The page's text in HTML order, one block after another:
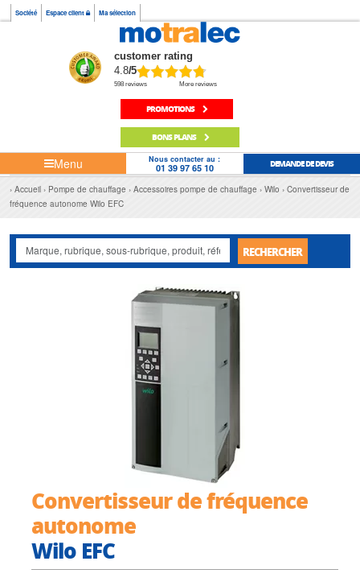
Société Espace client Ma sélection
customer rating
4.8/5
598 reviews More reviews
PROMOTIONS
BONS PLANS
Menu Nous contacter au :
01 39 97 65 10 DEMANDE DE DEVIS
Accueil Pompe de chauffage Accessoires pompe de chauffage Wilo
Convertisseur de
fréquence autonome Wilo EFC
RECHERCHER
Convertisseur de fréquence
autonome
Wilo EFC